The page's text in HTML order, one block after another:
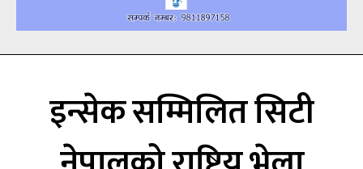
इन्सेक सम्मिलित सिटी